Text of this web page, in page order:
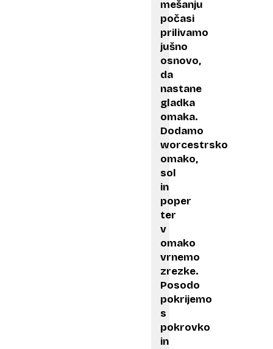
mešanju
počasi
prilivamo
jušno
osnovo,
da
nastane
gladka
omaka.
Dodamo
worcestrsko
omako,
sol
in
poper
ter
v
omako
vrnemo
zrezke.
Posodo
pokrijemo
s
pokrovko
in